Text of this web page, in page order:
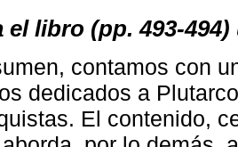
el libro (pp. 493-
contamos con
dedicados a
El contenido,